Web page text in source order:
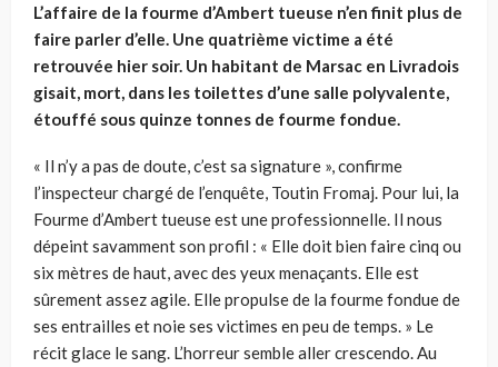
L’affaire de la fourme d’Ambert tueuse n’en finit plus de
faire parler d’elle. Une quatrième victime a été
retrouvée hier soir. Un habitant de Marsac en Livradois
gisait, mort, dans les toilettes d’une salle polyvalente,
étouffé sous quinze tonnes de fourme fondue.
« Il n’y a pas de doute, c’est sa signature », confirme
l’inspecteur chargé de l’enquête, Toutin Fromaj. Pour lui, la
Fourme d’Ambert tueuse est une professionnelle. Il nous
dépeint savamment son profil : « Elle doit bien faire cinq ou
six mètres de haut, avec des yeux menaçants. Elle est
sûrement assez agile. Elle propulse de la fourme fondue de
ses entrailles et noie ses victimes en peu de temps. » Le
récit glace le sang. L’horreur semble aller crescendo. Au